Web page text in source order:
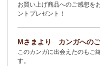
2/3： キテンゲ本革 名刺ケー
仕立てた新作登場！『ニッ
2/3： オトナの多機能リュッ
ハイクオリティ◇で仕立て
の色』
お買い上げ商品へのご感想を
ントプレゼント！
Mさまより カンガへの
このカンガに出会えたのもご
す。